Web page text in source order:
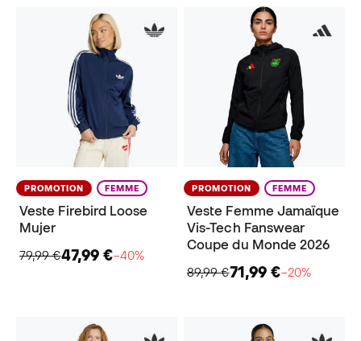
PROMOTION FEMME
Veste Firebird Loose
Mujer
79,99 €47,99 €−40%
PROMOTION FEMME
Veste Femme Jamaïque
Vis-Tech Fanswear
Coupe du Monde 2026
89,99 €71,99 €−20%